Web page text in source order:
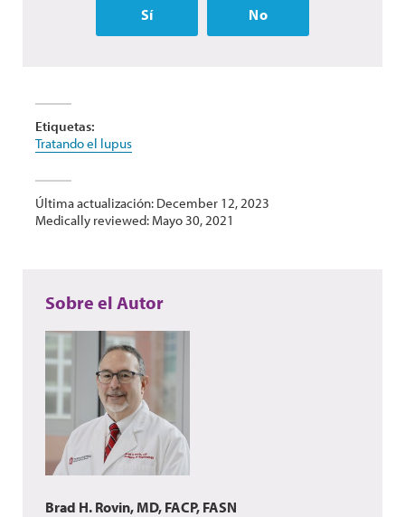
Sí No
Etiquetas:
Tratando el lupus
Última actualización: December 12, 2023
Medically reviewed: Mayo 30, 2021
Sobre el Autor
Brad H. Rovin, MD, FACP, FASN